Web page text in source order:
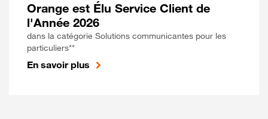
Orange est Élu Service Client de
l'Année 2026
dans la catégorie Solutions communicantes pour les
particuliers**
En savoir plus